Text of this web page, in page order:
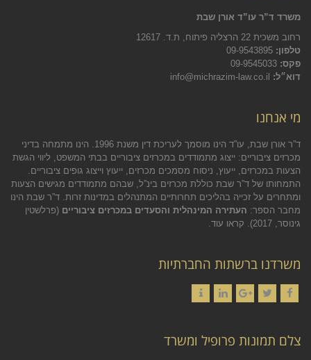
משרד ד”ר עו”ד אורן שבת
רחוב משכית 22 הרצליה פיתוח, ת.ד. 12617
טלפון:
פקס:
דוא״ל:
מי אנחנו
ד”ר אורן שבת, עו”ד הינו מוסמך לעריכת דין משנת 1996. הינו מתמחה בדיני
מכרזים ציבוריים: ייצוג מתמודדים במכרזים ציבוריים בבתי המשפט, ליווי הגשת
הצעות במכרזים, ייעוץ, ניסוח מסמכים מכרזים, ייעוץ וייצוג גופים ציבוריים.
התמחותו של ד”ר שבת כוללת מכרזים בינ”ל, שבהם מתמודדים מגישים הצעות
ומתחרים על זכייה בהליכים תחרותיים המתנהלים במדינות זרות. ד”ר שבת הינו
מחבר הספר: העתירה המינהלית והסעדים במכרזים ציבוריים (פרלשטין
גינוסר, 2017).
קראו עוד.
משרדנו ברשתות החברתיות
צלם תמונות פרופיל ומשרד